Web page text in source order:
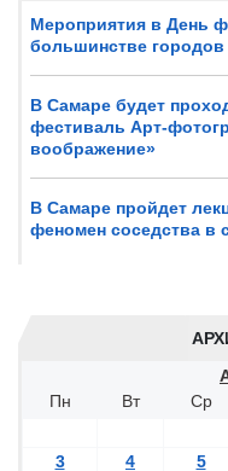
Мероприятия в День
большинстве
В Самаре будет
фестиваль Арт-
воображение»
В Самаре пройдет
феномен соседства в
Пн
Вт Ср
3
4 5